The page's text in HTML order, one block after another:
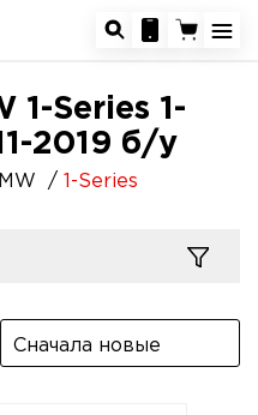
1-Series 1-
2019 б/у
1-Series
Сначала новые